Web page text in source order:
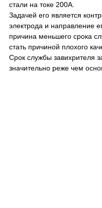
стали на токе 200А.
Задачей его является
электрода и направление
причина меньшего срока
стать причиной плохого
Срок службы завихрителя
значительно реже чем